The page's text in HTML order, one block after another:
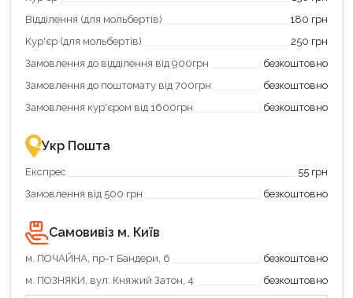
зекономити
та
отримати
переваги!
картою
єКнига
–
зручно
та
вигідно!
кешбек»
та
отримуйте
повернення
Економте
більше
разом
державною
підтримкою!
Відділення (для мольбертів)
180 грн
Кур'єр (для мольбертів)
250 грн
Замовлення до відділення від 900грн
безкоштовно
Замовлення до поштомату від 700грн
безкоштовно
Замовлення кур'єром від 1600грн
безкоштовно
Укр Пошта
Експрес
55 грн
Замовлення від 500 грн
безкоштовно
Самовивіз м. Київ
м. ПОЧАЙНА, пр-т Бандери, 6
безкоштовно
м. ПОЗНЯКИ, вул. Княжий Затон, 4
безкоштовно